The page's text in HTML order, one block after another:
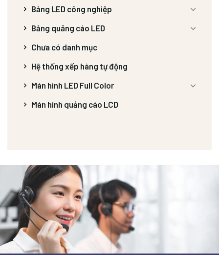
Bảng LED công nghiệp
Bảng quảng cáo LED
Chưa có danh mục
Hệ thống xếp hàng tự động
Màn hình LED Full Color
Màn hình quảng cáo LCD